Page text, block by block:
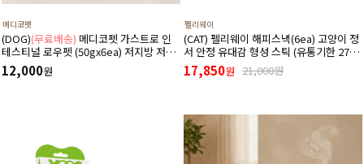
메디코펫
(DOG)(무료배송) 메디코펫 가스트로 인
테스티널 로우펫 (50gx6ea) 저지방 저단
백 췌장염 고지혈증에 도움 주는 처방 습
식 캔 보조식
12,000원
펠리웨이
(CAT) 펠리웨이 해피스낵(6ea) 고양이 정
서 안정 유대감 형성 스틱 (유통기한 27년
1월 1일)
17,850원 21,000원